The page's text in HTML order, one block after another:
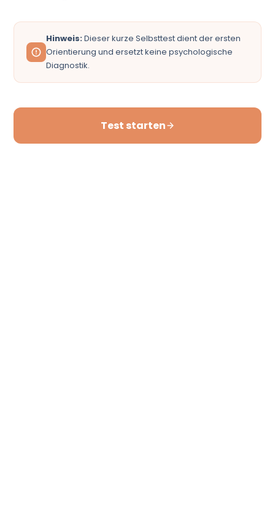
Hinweis:Dieser kurze Selbsttest dient der ersten
Orientierung und ersetzt keine psychologische
Diagnostik.
Test starten